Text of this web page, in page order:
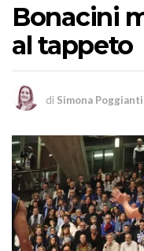
Bonacini
al tappeto
di Simona Poggianti